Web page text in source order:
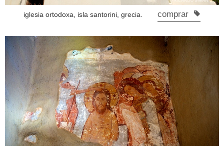
iglesia ortodoxa, isla santorini, grecia. comprar